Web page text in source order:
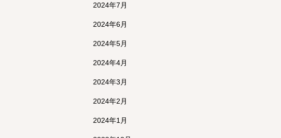
2024年7月
2024年6月
2024年5月
2024年4月
2024年3月
2024年2月
2024年1月